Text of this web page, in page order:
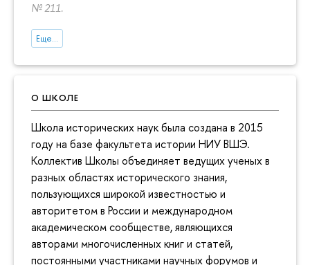
№ 211.
Еще...
О ШКОЛЕ
Школа исторических наук была создана в 2015
году на базе факультета истории НИУ ВШЭ.
Коллектив Школы объединяет ведущих ученых в
разных областях исторического знания,
пользующихся широкой известностью и
авторитетом в России и международном
академическом сообществе, являющихся
авторами многочисленных книг и статей,
постоянными участниками научных форумов и